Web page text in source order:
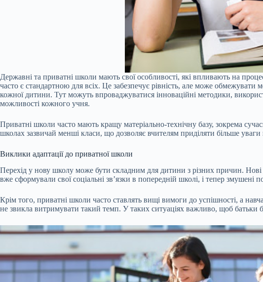
Державні та приватні школи мають свої особливості, які впливають на
часто є стандартною для всіх. Це забезпечує рівність, але може
кожної дитини. Тут можуть впроваджуватися інноваційні методики,
можливості кожного учня.
Приватні школи часто мають кращу матеріально-технічну базу, зокрема
школах зазвичай менші класи, що дозволяє вчителям приділяти більше уваги
Виклики адаптації до приватної школи
Перехід у нову школу може бути складним для дитини з різних причин.
вже сформували свої соціальні зв’язки в попередній школі, і тепер змушені
Крім того, приватні школи часто ставлять вищі вимоги до успішності, а
не звикла витримувати такий темп. У таких ситуаціях важливо, щоб батьки